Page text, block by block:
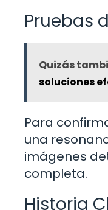
Pruebas
Quizás
soluciones
Para
una
imágenes
completa.
Historia